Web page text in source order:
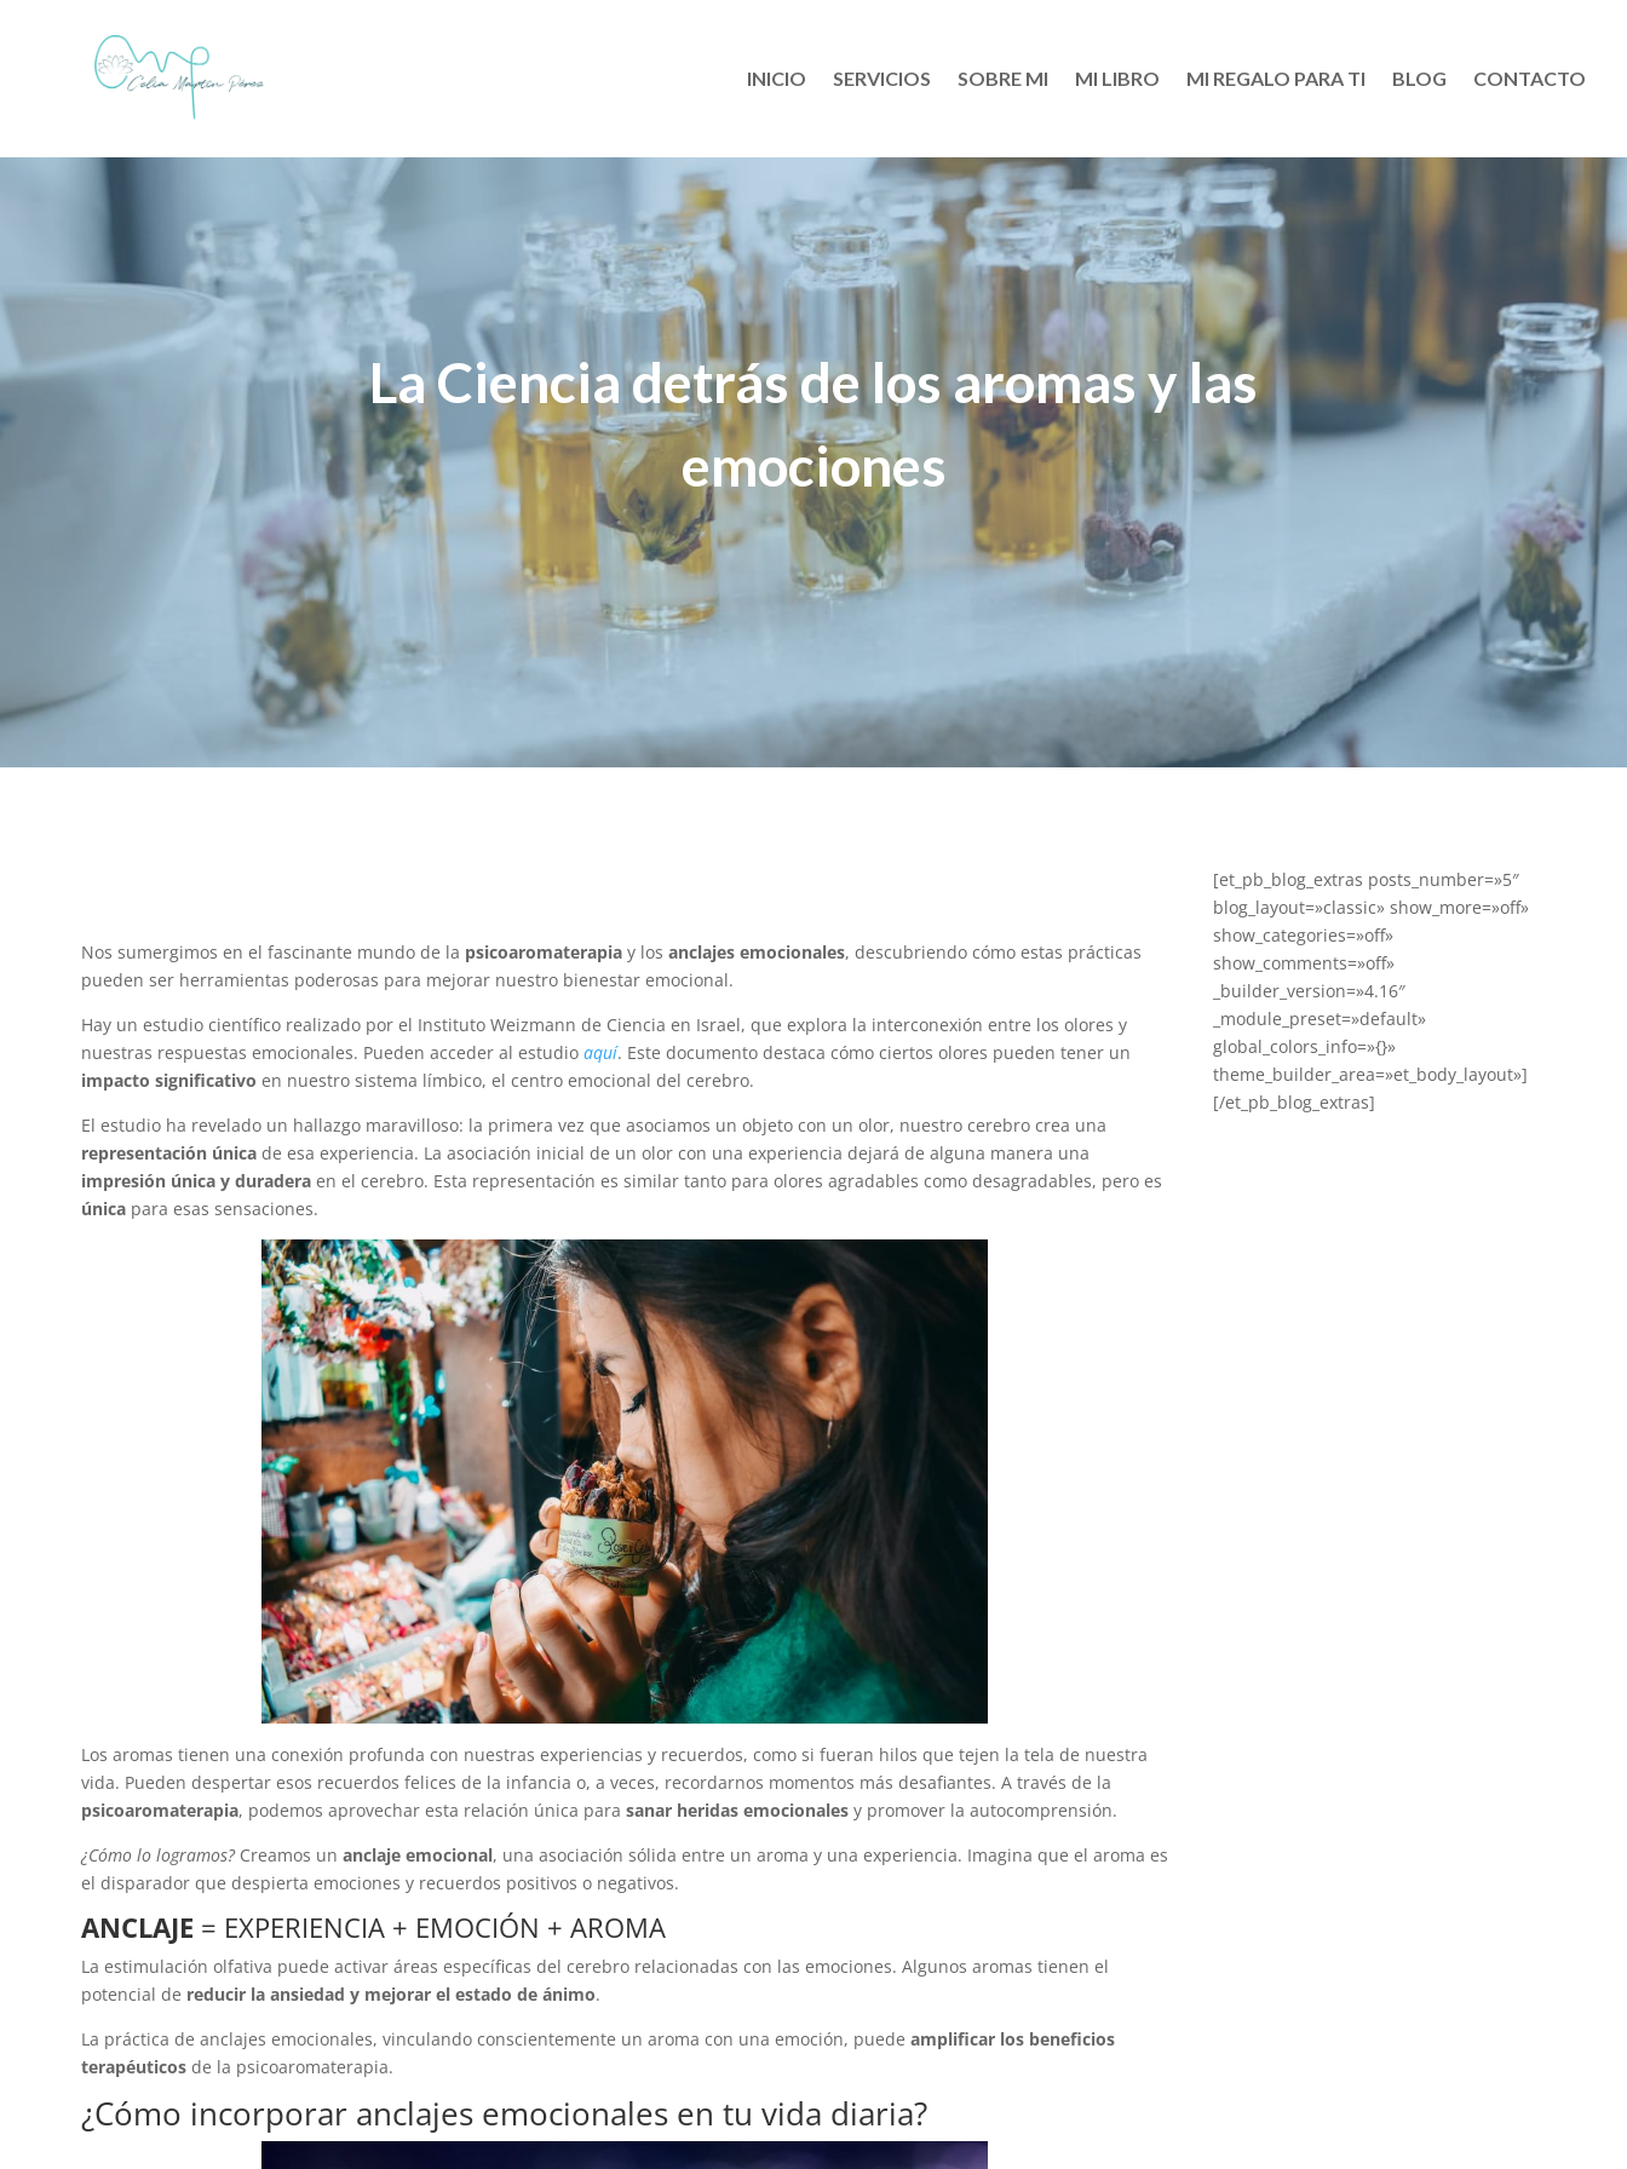
INICIO SERVICIOS SOBRE MI MI LIBRO MI REGALO PARA TI BLOG CONTACTO
La Ciencia detrás de los aromas y las
emociones
Nos sumergimos en el fascinante mundo de la psicoaromaterapia y losanclajes emocionales, descubriendo cómo estas prácticas
pueden ser herramientas poderosas para mejorar nuestro bienestar emocional.
Hay un estudio científico realizado por el Instituto Weizmann de Ciencia en Israel, que explora la interconexión entre los olores y
nuestras respuestas emocionales. Pueden acceder al estudioaquí. Este documento destaca cómo ciertos olores pueden tener un
impacto significativo en nuestro sistema límbico, el centro emocional del cerebro.
El estudio ha revelado un hallazgo maravilloso: la primera vez que asociamos un objeto con un olor, nuestro cerebro crea una
representación única de esa experiencia. La asociación inicial de un olor con una experiencia dejará de alguna manera una
impresión única y duradera en el cerebro. Esta representación es similar tanto para olores agradables como desagradables, pero es
única para esas sensaciones.
Los aromas tienen una conexión profunda con nuestras experiencias y recuerdos, como si fueran hilos que tejen la tela de nuestra
vida. Pueden despertar esos recuerdos felices de la infancia o, a veces, recordarnos momentos más desafiantes. A través de la
psicoaromaterapia, podemos aprovechar esta relación única parasanar heridas emocionales y promover la autocomprensión.
¿Cómo lo logramos? Creamos unanclaje emocional, una asociación sólida entre un aroma y una experiencia. Imagina que el aroma es
el disparador que despierta emociones y recuerdos positivos o negativos.
ANCLAJE = EXPERIENCIA + EMOCIÓN + AROMA
La estimulación olfativa puede activar áreas específicas del cerebro relacionadas con las emociones. Algunos aromas tienen el
potencial de reducir la ansiedad y mejorar el estado de ánimo.
La práctica de anclajes emocionales, vinculando conscientemente un aroma con una emoción, puedeamplificar los beneficios
terapéuticos de la psicoaromaterapia.
¿Cómo incorporar anclajes emocionales en tu vida diaria?
[et_pb_blog_extras posts_number=»5″
blog_layout=»classic» show_more=»off»
show_categories=»off»
show_comments=»off»
_builder_version=»4.16″
_module_preset=»default»
global_colors_info=»{}»
theme_builder_area=»et_body_layout»]
[/et_pb_blog_extras]